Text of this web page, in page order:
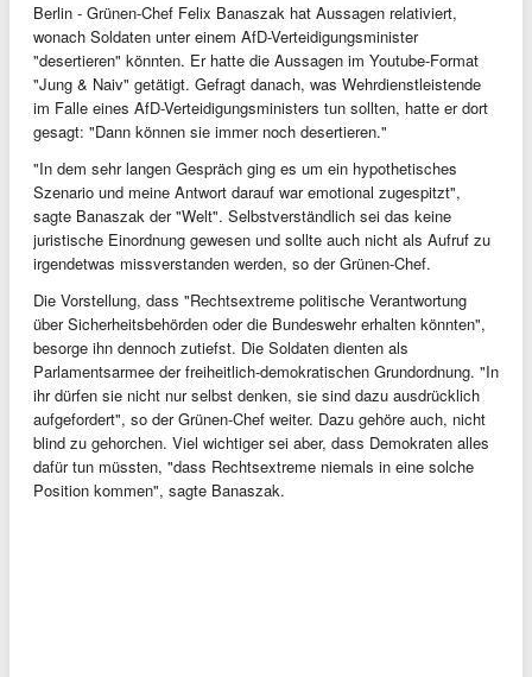
Berlin - Grünen-Chef Felix Banaszak hat Aussagen relativiert,
wonach Soldaten unter einem AfD-Verteidigungsminister
"desertieren" könnten. Er hatte die Aussagen im Youtube-Format
"Jung & Naiv" getätigt. Gefragt danach, was Wehrdienstleistende
im Falle eines AfD-Verteidigungsministers tun sollten, hatte er dort
gesagt: "Dann können sie immer noch desertieren."
"In dem sehr langen Gespräch ging es um ein hypothetisches
Szenario und meine Antwort darauf war emotional zugespitzt",
sagte Banaszak der "Welt". Selbstverständlich sei das keine
juristische Einordnung gewesen und sollte auch nicht als Aufruf zu
irgendetwas missverstanden werden, so der Grünen-Chef.
Die Vorstellung, dass "Rechtsextreme politische Verantwortung
über Sicherheitsbehörden oder die Bundeswehr erhalten könnten",
besorge ihn dennoch zutiefst. Die Soldaten dienten als
Parlamentsarmee der freiheitlich-demokratischen Grundordnung. "In
ihr dürfen sie nicht nur selbst denken, sie sind dazu ausdrücklich
aufgefordert", so der Grünen-Chef weiter. Dazu gehöre auch, nicht
blind zu gehorchen. Viel wichtiger sei aber, dass Demokraten alles
dafür tun müssten, "dass Rechtsextreme niemals in eine solche
Position kommen", sagte Banaszak.